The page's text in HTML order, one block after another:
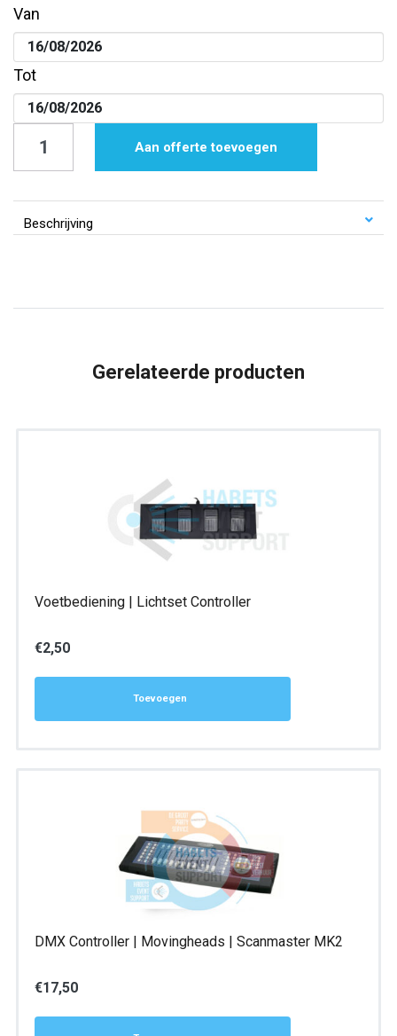
Van
Tot
Daslight
|
Aan offerte toevoegen
Beschrijving
Gerelateerde producten
Voetbediening | Lichtset Controller
€2,50
Toevoegen
DMX Controller | Movingheads | Scanmaster MK2
€17,50